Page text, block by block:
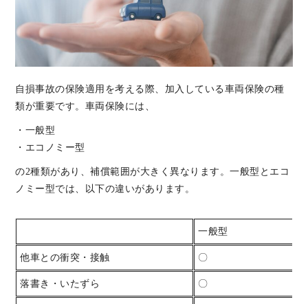
自損事故の保険適用を考える際、加入している車両保険の種
類が重要です。車両保険には、
・一般型
・エコノミー型
の2種類があり、補償範囲が大きく異なります。一般型とエコ
ノミー型では、以下の違いがあります。
一般型
他車との衝突・接触 〇
落書き・いたずら 〇